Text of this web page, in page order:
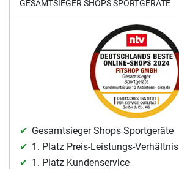
GESAMTSIEGER SHOPS SPORTGERÄTE
Gesamtsieger Shops Sportgeräte
1. Platz Preis-Leistungs-Verhältnis
1. Platz Kundenservice